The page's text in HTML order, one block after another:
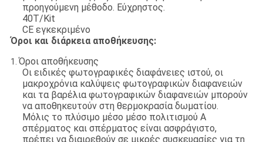
προηγούμενη μέθοδο. Εύχρηστος.
40T/Kit
CE εγκεκριμένο
Όροι και διάρκεια αποθήκευσης:
1.Όροι αποθήκευσης
Οι ειδικές φωτογραφικές διαφάνειες ιστού, οι
μακροχρόνια καλύψεις φωτογραφικών διαφανειών
και τα βαρέλια φωτογραφικών διαφανειών μπορούν
να αποθηκευτούν στη θερμοκρασία δωματίου.
Μόλις το πλύσιμο μέσο μέσο πολιτισμού Α
σπέρματος και σπέρματος είναι ασφράγιστο,
πρέπει να διαιρεθούν σε μικρές συσκευασίες για τη